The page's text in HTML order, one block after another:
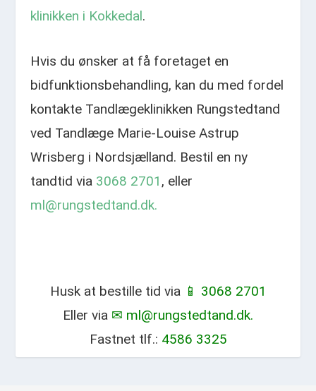
klinikken i Kokkedal.
Hvis du ønsker at få foretaget en
bidfunktionsbehandling, kan du med fordel
kontakte Tandlægeklinikken Rungstedtand
ved Tandlæge Marie-Louise Astrup
Wrisberg i Nordsjælland. Bestil en ny
tandtid via 3068 2701 , eller
ml@rungstedtand.dk.
Husk at bestille tid via 📱 3068 2701
Eller via ✉ ml@rungstedtand.dk.
Fastnet tlf.: 4586 3325